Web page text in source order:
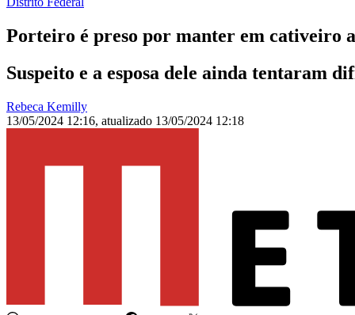
Porteiro é preso por manter em cativeiro
Suspeito e a esposa dele ainda tentaram
Rebeca Kemilly
13/05/2024 12:16, atualizado 13/05/2024 12:18